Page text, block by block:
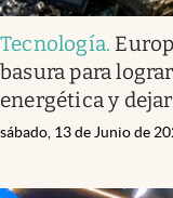
Tecnología.
basura para
energética y
sábado, 13 de Junio de